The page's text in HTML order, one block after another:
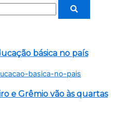
básica no país
e Grêmio vão às quartas